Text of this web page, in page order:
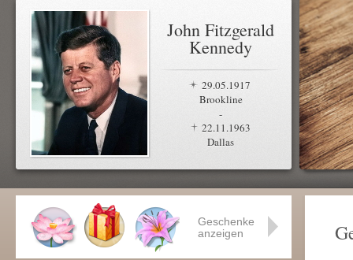
John Fitzgerald
Kennedy
29.05.1917
Brookline
-
22.11.1963
Dallas
Geschenke
anzeigen